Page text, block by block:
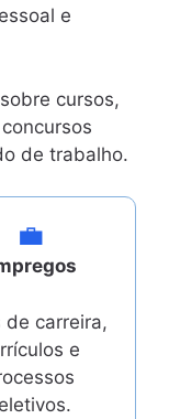
e
cursos,
de trabalho.
💼
de carreira,
e